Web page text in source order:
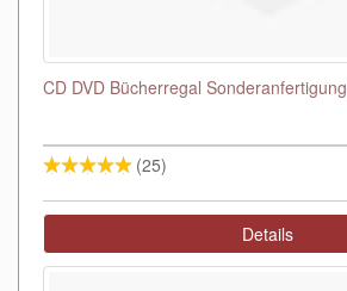
CD DVD Bücherregal Sonderanfertigung
(25)
Details